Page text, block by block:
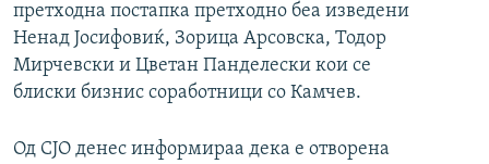
претходна постапка претходно беа изведени
Ненад Јосифовиќ, Зорица Арсовска, Тодор
Мирчевски и Цветан Панделески кои се
блиски бизнис соработници со Камчев.
Од СЈО денес информираа дека е отворена